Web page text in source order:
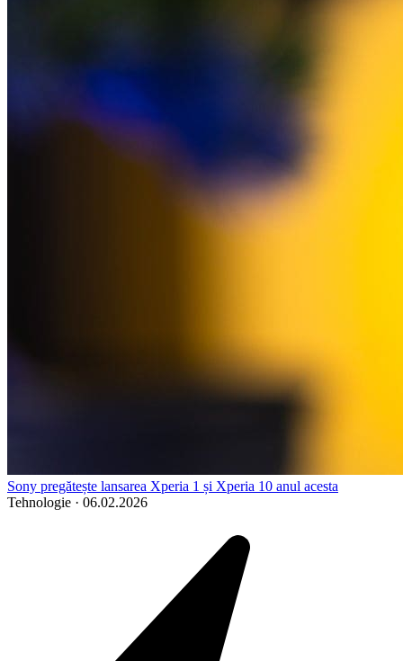
Sony pregătește lansarea Xperia 1 și Xperia 10 anul acesta
Tehnologie · 06.02.2026